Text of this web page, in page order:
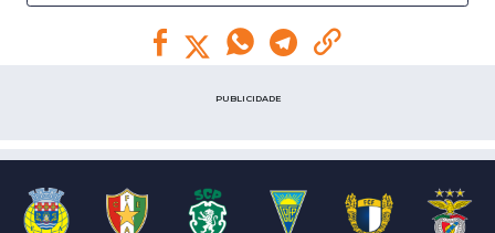
PUBLICIDADE